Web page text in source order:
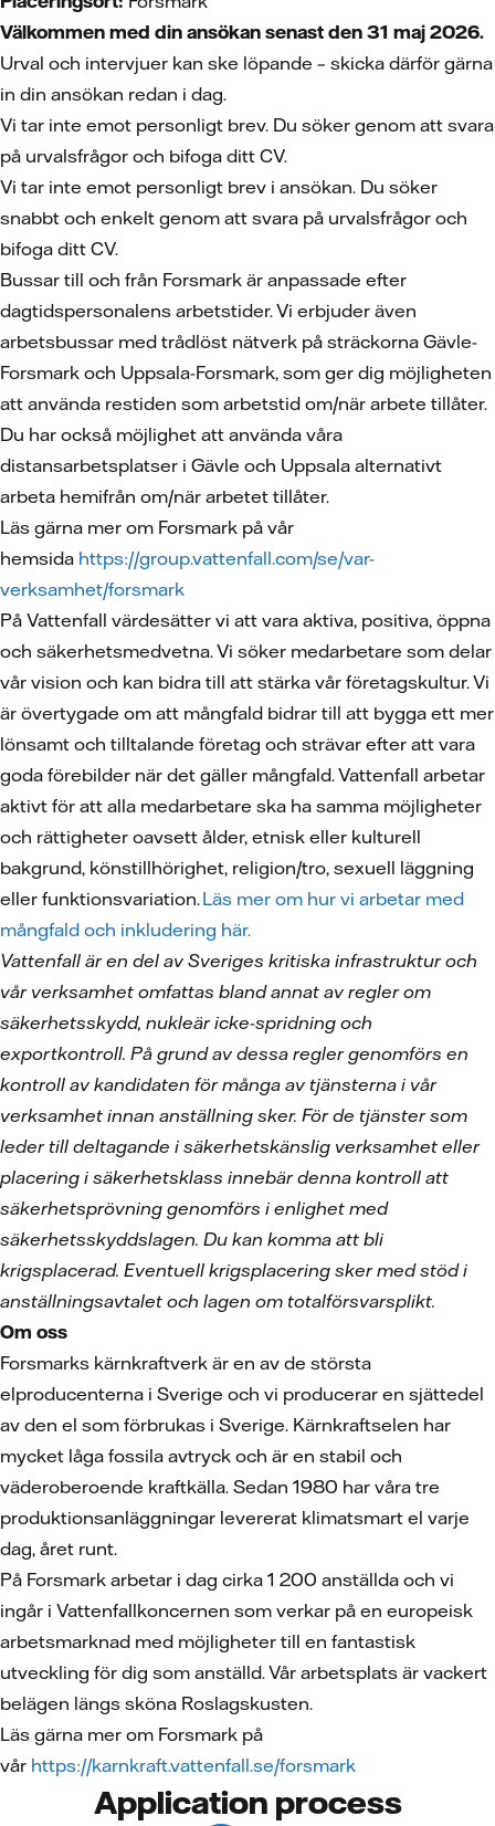
Välkommen med din ansökan senast den 31 maj 2026.
Urval och intervjuer kan ske löpande – skicka därför gärna
in din ansökan redan i dag.
Vi tar inte emot personligt brev. Du söker genom att svara
på urvalsfrågor och bifoga ditt CV.
Vi tar inte emot personligt brev i ansökan. Du söker
snabbt och enkelt genom att svara på urvalsfrågor och
bifoga ditt CV.
Bussar till och från Forsmark är anpassade efter
dagtidspersonalens arbetstider. Vi erbjuder även
arbetsbussar med trådlöst nätverk på sträckorna Gävle-
Forsmark och Uppsala-Forsmark, som ger dig möjligheten
att använda restiden som arbetstid om/när arbete tillåter.
Du har också möjlighet att använda våra
distansarbetsplatser i Gävle och Uppsala alternativt
arbeta hemifrån om/när arbetet tillåter.
Läs gärna mer om Forsmark på vår
hemsida https://group.vattenfall.com/se/var-
verksamhet/forsmark
På Vattenfall värdesätter vi att vara aktiva, positiva, öppna
och säkerhetsmedvetna. Vi söker medarbetare som delar
vår vision och kan bidra till att stärka vår företagskultur. Vi
är övertygade om att mångfald bidrar till att bygga ett mer
lönsamt och tilltalande företag och strävar efter att vara
goda förebilder när det gäller mångfald. Vattenfall arbetar
aktivt för att alla medarbetare ska ha samma möjligheter
och rättigheter oavsett ålder, etnisk eller kulturell
bakgrund, könstillhörighet, religion/tro, sexuell läggning
eller funktionsvariation.Läs mer om hur vi arbetar med
mångfald och inkludering här.
Vattenfall är en del av Sveriges kritiska infrastruktur och
vår verksamhet omfattas bland annat av regler om
säkerhetsskydd, nukleär icke-spridning och
exportkontroll. På grund av dessa regler genomförs en
kontroll av kandidaten för många av tjänsterna i vår
verksamhet innan anställning sker. För de tjänster som
leder till deltagande i säkerhetskänslig verksamhet eller
placering i säkerhetsklass innebär denna kontroll att
säkerhetsprövning genomförs i enlighet med
säkerhetsskyddslagen. Du kan komma att bli
krigsplacerad. Eventuell krigsplacering sker med stöd i
anställningsavtalet och lagen om totalförsvarsplikt.
Om oss
Forsmarks kärnkraftverk är en av de största
elproducenterna i Sverige och vi producerar en sjättedel
av den el som förbrukas i Sverige. Kärnkraftselen har
mycket låga fossila avtryck och är en stabil och
väderoberoende kraftkälla. Sedan 1980 har våra tre
produktionsanläggningar levererat klimatsmart el varje
dag, året runt.
På Forsmark arbetar i dag cirka 1 200 anställda och vi
ingår i Vattenfallkoncernen som verkar på en europeisk
arbetsmarknad med möjligheter till en fantastisk
utveckling för dig som anställd. Vår arbetsplats är vackert
belägen längs sköna Roslagskusten.
Läs gärna mer om Forsmark på
vår https://karnkraft.vattenfall.se/forsmark
Application process